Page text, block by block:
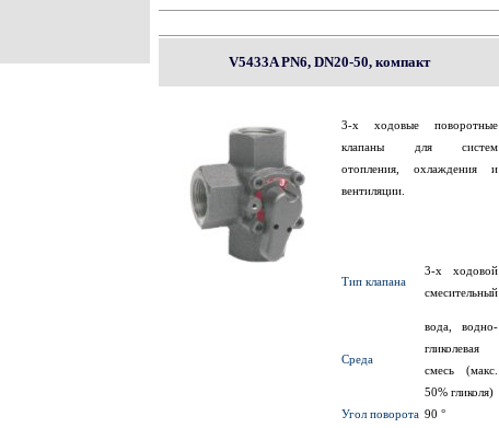
V5433A PN6, DN20-50, компакт
3-х ходовые поворотные
клапаны для систем
отопления, охлаждения и
вентиляции.
Тип клапана
3-х ходовой
смесительный
Среда
вода, водно-
гликолевая
смесь (макс.
50% гликоля)
Угол поворота 90 °